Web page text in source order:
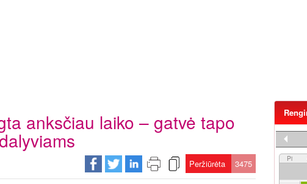
anksčiau laiko – gatvė tapo
Peržiūrėta 3475 Pi